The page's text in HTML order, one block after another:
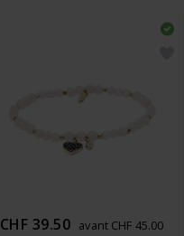
CHF 39.50 avant CHF 45.00